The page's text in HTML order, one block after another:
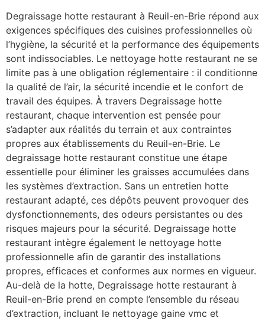
Degraissage hotte restaurant à Reuil-en-Brie répond aux
exigences spécifiques des cuisines professionnelles où
l’hygiène, la sécurité et la performance des équipements
sont indissociables. Le nettoyage hotte restaurant ne se
limite pas à une obligation réglementaire : il conditionne
la qualité de l’air, la sécurité incendie et le confort de
travail des équipes. À travers Degraissage hotte
restaurant, chaque intervention est pensée pour
s’adapter aux réalités du terrain et aux contraintes
propres aux établissements du Reuil-en-Brie. Le
degraissage hotte restaurant constitue une étape
essentielle pour éliminer les graisses accumulées dans
les systèmes d’extraction. Sans un entretien hotte
restaurant adapté, ces dépôts peuvent provoquer des
dysfonctionnements, des odeurs persistantes ou des
risques majeurs pour la sécurité. Degraissage hotte
restaurant intègre également le nettoyage hotte
professionnelle afin de garantir des installations
propres, efficaces et conformes aux normes en vigueur.
Au-delà de la hotte, Degraissage hotte restaurant à
Reuil-en-Brie prend en compte l’ensemble du réseau
d’extraction, incluant le nettoyage gaine vmc et